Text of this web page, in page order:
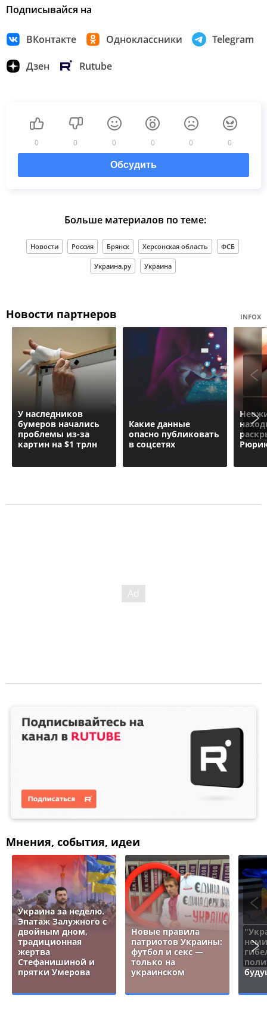
Подписывайся на
ВКонтакте Одноклассники Telegram
Дзен Rutube
0 0 0 0 0 0
Обсудить
Больше материалов по теме:
Новости Россия Брянск Херсонская область ФСБ
Украина.ру Украина
Новости партнеров INFOX
У наследников
бумеров начались
проблемы из-за
картин на $1 трлн
Какие данные
опасно публиковать
в соцсетях
Мнения, события, идеи
Украина за неделю.
Эпатаж Залужного с
двойным дном,
традиционная
жертва
Стефанишиной и
прятки Умерова
Новые правила
патриотов Украины:
футбол и секс —
только на
украинском